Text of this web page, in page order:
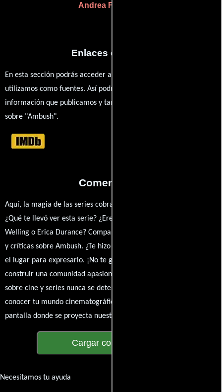
Andrea French
Enlaces externos
En esta sección podrás acceder a los recursos externos que
utilizamos como fuentes. Así podrás chequear toda la
información que publicamos y también ampliar tu conocimiento
sobre "Ambush".
Comentarios
Aquí, la magia de las series cobra vida a través de tus opiniones.
¿Qué te llevó ver esta serie? ¿Eres fan de Christopher Petry, Tom
Welling o Erica Durance? Comparte tus pensamientos, emociones
y críticas sobre Ambush. ¿Te hizo reír, llorar o reflexionar? Este es
el lugar para expresarlo. ¡No te guardes nada! Queremos
construir una comunidad apasionada donde la conversación
sobre cine y series nunca se detenga. Únete a la charla y déjanos
conocer tu mundo cinematográfico. ¡Los comentarios son la
pantalla donde se proyecta nuestra diversidad de opiniones!
Cargar comentarios
Necesitamos tu ayuda